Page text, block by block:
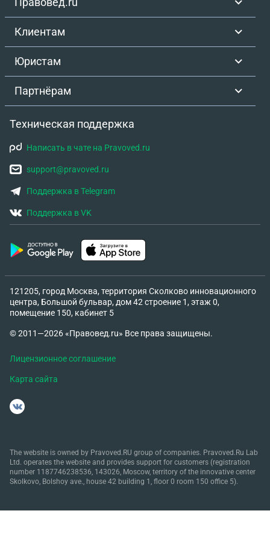
или в Лагеря обучения воинскому делу? Помогите
пожалуйста разобраться в данном вопросе.
Клиентам
Юристам
Партнёрам
Техническая поддержка
Написать в чате на Pravoved.ru
support@pravoved.ru
Поддержка в Telegram
Поддержка в VK
121205, город Москва, территория Сколково инновационного
центра, Большой бульвар, дом 42 строение 1, этаж 0,
помещение 150, кабинет 5
© 2011—2026 «Правовед.ru» Все права защищены.
Лицензионное соглашение
Карта сайта
The website is owned by Pravoved.RU group of companies. Pravoved.Ru Lab
Ltd. operates the website and provides support for customers (registration
number 1187746238536, 143026, Moscow, territory of the innovative center
Skolkovo, Bolshoy ave., house 42 building 1, floor 0 room 150 office 5).